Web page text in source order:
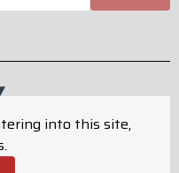
into this site,